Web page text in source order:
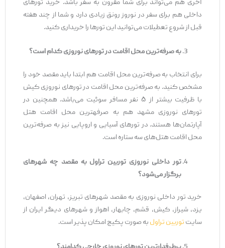
آخری هم می‌تواند برای شما مقرون به سفر باشد. خرید تورهای
داخلی هم برای سفر در نوروز رونق زیادی دارد و شما از چند هفته
قبل از شروع تعطیلات می‌توانید این تورها را خریداری کنید.
به صرفه‌ترین محل اقامت در تورهای نوروزی کدام است؟
برای انتخاب به صرفه‌ترین محل اقامت هم ابتدا باید مقصد خود را
مشخص کنید. به صرفه‌ترین محل اقامت در تورهای نوروزی کیش
با ظرفیت بیشتر از ۵ نفر مسافر سوئیت می‌باشد. همچنین در
تورهای نوروزی مشهد هم به صرفه‎ترین محل اقامت هتل
آپارتمان‌ها هستند. در تورهای آسیایی و اروپایی نیز به صرفه‌ترین
محل اقامت هتل‌های سه ستاره است.
تور داخلی نوروزی توربین تراول به مقصد چه شهرهای
برگزار می‌‎‌‌شود؟
خرید تور داخلی نوروزی به مقصد شهرهای تبریز، تهران، اصفهان،
یزد، شیراز، کیش، قشم، چابهار، اهواز و شهرهای دیگر ایران از
سایتتوربین تراولبه صورت پکیج امکان پذیر است.